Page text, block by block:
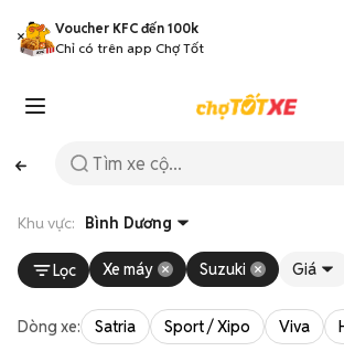
Voucher KFC đến 100k
Chỉ có trên app Chợ Tốt
Khu vực: Bình Dương
Lọc Xe máy Suzuki Giá
Dòng xe: Satria Sport / Xipo Viva